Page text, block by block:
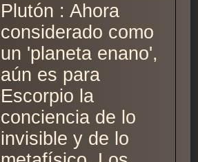
Plutón : Ahora
considerado como
un 'planeta enano',
aún es para
Escorpio la
conciencia de lo
invisible y de lo